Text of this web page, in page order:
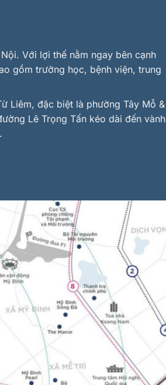
Với lợi thế nằm ngay bên cạnh
gồm trường học, bệnh viện, trung
Liêm, đặc biệt là phường Tây Mỗ &
Lê Trọng Tấn kéo dài đến vành